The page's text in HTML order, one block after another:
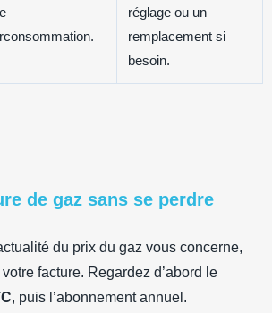
réglage ou un
remplacement si
besoin.
de gaz sans se perdre
du prix du gaz vous concerne,
facture. Regardez d’abord le
, puis l’abonnement annuel.